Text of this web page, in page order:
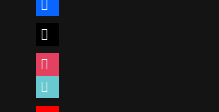
instagram
tiktok
youtube